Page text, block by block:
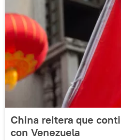
China reitera que
con Venezuela